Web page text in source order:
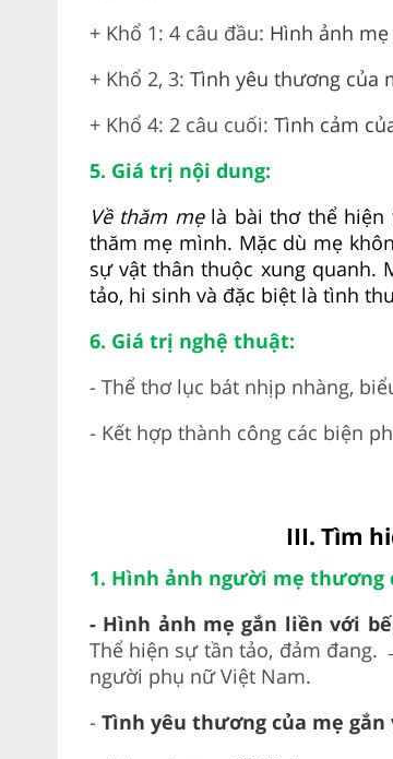
+ Khổ 1: 4 câu đầu: Hình ảnh
+ Khổ 2, 3: Tình yêu thương của
+ Khổ 4: 2 câu cuối: Tình cảm
5. Giá trị nội dung:
Về thăm mẹlà bài thơ thể hiện
thăm mẹ mình. Mặc dù mẹ
sự vật thân thuộc xung quanh.
tảo, hi sinh và đặc biệt là tình
6. Giá trị nghệ thuật:
- Thể thơ lục bát nhịp nhàng,
- Kết hợp thành công các biện
III. Tìm
1. Hình ảnh người mẹ thương
- Hình ảnh mẹ gắn liền với
Thể hiện sự tần tảo, đảm
người phụ nữ Việt Nam.
- Tình yêu thương của mẹ